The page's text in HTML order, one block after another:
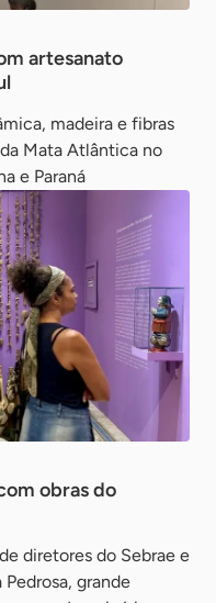
artesanato
madeira e fibras
Mata Atlântica no
e Paraná
obras do
diretores do Sebrae e
grande